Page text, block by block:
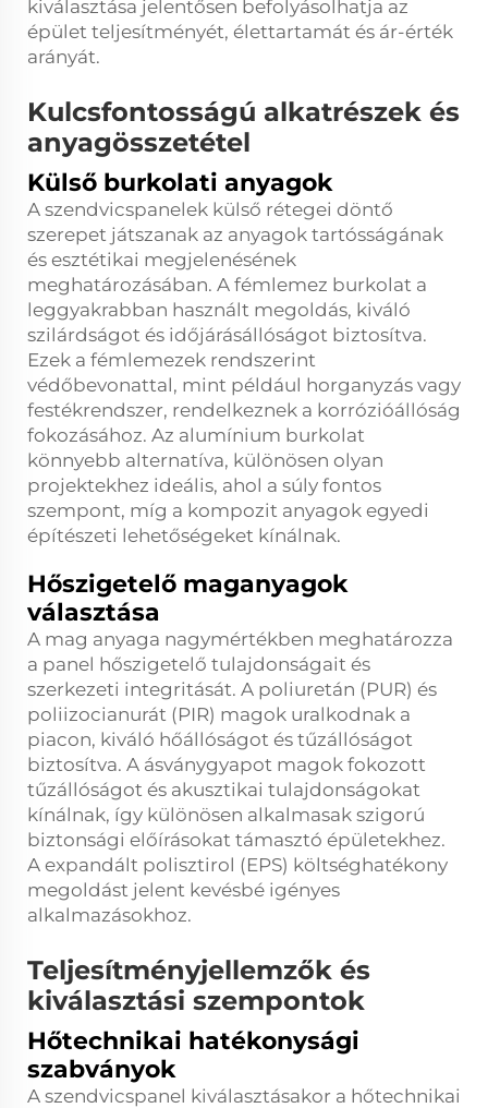
kiválasztása jelentősen befolyásolhatja az
épület teljesítményét, élettartamát és ár-érték
arányát.
Kulcsfontosságú alkatrészek és
anyagösszetétel
Külső burkolati anyagok
A szendvicspanelek külső rétegei döntő
szerepet játszanak az anyagok tartósságának
és esztétikai megjelenésének
meghatározásában. A fémlemez burkolat a
leggyakrabban használt megoldás, kiváló
szilárdságot és időjárásállóságot biztosítva.
Ezek a fémlemezek rendszerint
védőbevonattal, mint például horganyzás vagy
festékrendszer, rendelkeznek a korrózióállóság
fokozásához. Az alumínium burkolat
könnyebb alternatíva, különösen olyan
projektekhez ideális, ahol a súly fontos
szempont, míg a kompozit anyagok egyedi
építészeti lehetőségeket kínálnak.
Hőszigetelő maganyagok
választása
A mag anyaga nagymértékben meghatározza
a panel hőszigetelő tulajdonságait és
szerkezeti integritását. A poliuretán (PUR) és
poliizocianurát (PIR) magok uralkodnak a
piacon, kiváló hőállóságot és tűzállóságot
biztosítva. A ásványgyapot magok fokozott
tűzállóságot és akusztikai tulajdonságokat
kínálnak, így különösen alkalmasak szigorú
biztonsági előírásokat támasztó épületekhez.
A expandált polisztirol (EPS) költséghatékony
megoldást jelent kevésbé igényes
alkalmazásokhoz.
Teljesítményjellemzők és
kiválasztási szempontok
Hőtechnikai hatékonysági
szabványok
A szendvicspanel kiválasztásakor a hőtechnikai